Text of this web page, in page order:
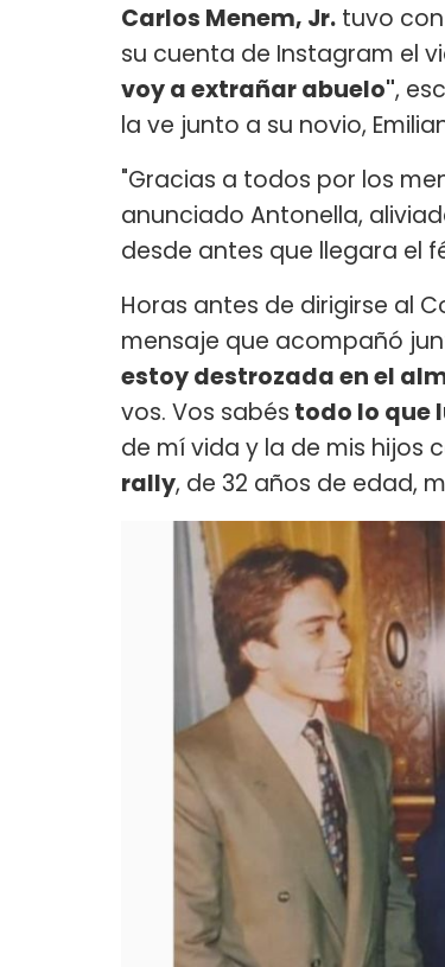
Carlos Menem, Jr. tuvo con
su cuenta de Instagram el
voy a extrañar abuelo",
la ve junto a su novio,
"Gracias a todos por los
anunciado Antonella,
desde antes que llegara el
Horas antes de dirigirse al
mensaje que acompañó
estoy destrozada en el
vos. Vos sabés todo lo que
de mí vida y la de mis hijos
rally, de 32 años de edad,